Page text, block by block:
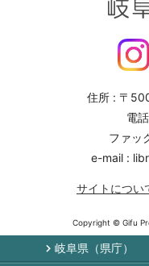
住所 : 〒
電
ファッ
e-mail :
サイトについ
Copyright © Gifu
岐阜県（県庁）